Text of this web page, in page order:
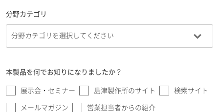
分野カテゴリ
本製品を何でお知りになりましたか？
展示会・セミナー 島津製作所のサイト 検索サイト
メールマガジン 営業担当者からの紹介